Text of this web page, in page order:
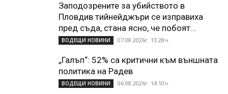
Заподозрените за убийството в
Пловдив тийнейджъри се изправиха
пред съда, стана ясно, че побоят...
ВОДЕЩИ НОВИНИ 07.08.2026г. 13:28ч.
„Галъп“: 52% са критични към външната
политика на Радев
ВОДЕЩИ НОВИНИ 06.08.2026г. 14:10ч.